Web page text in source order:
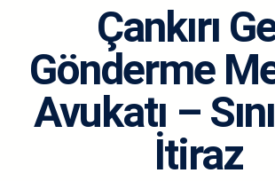
Çankırı
Gönderme
Avukatı –
İtiraz